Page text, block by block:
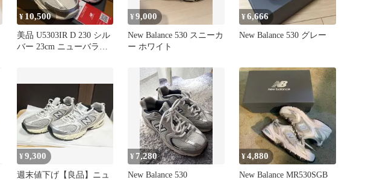
¥ 10,500
美品 U5303IR D 230 シル
バー 23cm ニューバラン
¥9,000
New Balance 530 スニーカ
ー ホワイト
¥6,666
New Balance 530 グレー
¥9,300
週末値下げ【良品】ニュ
¥ 7,280
New Balance 530
¥4,880
New Balance MR530SGB